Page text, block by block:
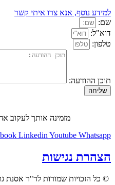
למידע נוסף, אנא צרו איתי קשר
שם:
דוא"ל:
טלפון:
תוכן ההודעה:
שליחה
מזמינה אותך לעקוב
Linkedin Youtube Whatsapp
הצהרת נגישות
© כל הזכויות שמורות לד"ר אסנת